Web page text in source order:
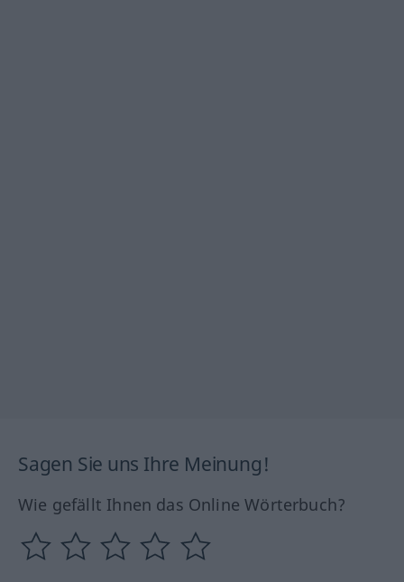
Sagen Sie uns Ihre Meinung!
Wie gefällt Ihnen das Online Wörterbuch?